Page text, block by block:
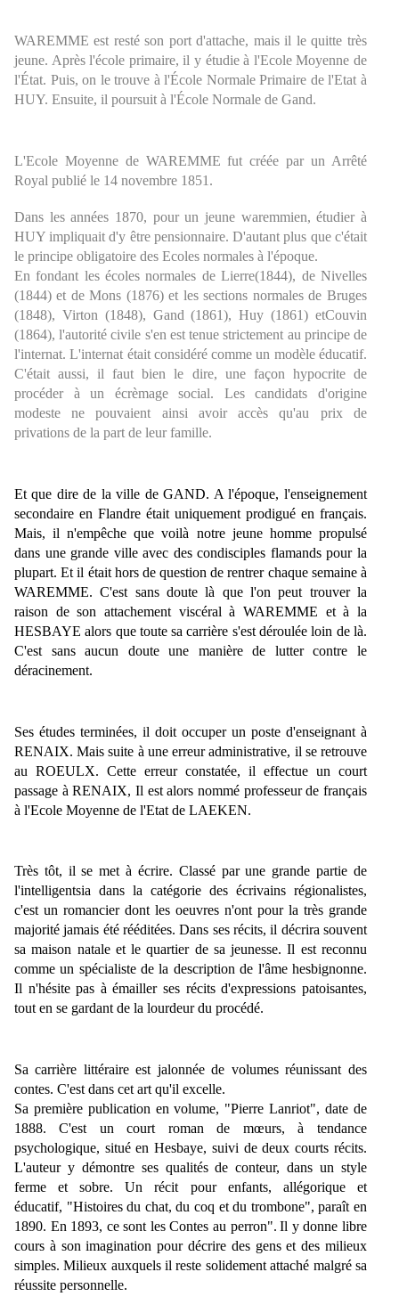
WAREMME est resté son port d'attache, mais il le quitte très
jeune. Après l'école primaire, il y étudie à l'Ecole Moyenne de
l'État. Puis, on le trouve à l'École Normale Primaire de l'Etat à
HUY. Ensuite, il poursuit à l'École Normale de Gand.
L'Ecole Moyenne de WAREMME fut créée par un Arrêté
Royal publié le 14 novembre 1851.
Dans les années 1870, pour un jeune waremmien, étudier à
HUY impliquait d'y être pensionnaire. D'autant plus que c'était
le principe obligatoire des Ecoles normales à l'époque.
En fondant les écoles normales de Lierre(1844), de Nivelles
(1844) et de Mons (1876) et les sections normales de Bruges
(1848), Virton (1848), Gand (1861), Huy (1861) etCouvin
(1864), l'autorité civile s'en est tenue strictement au principe de
l'internat. L'internat était considéré comme un modèle éducatif.
C'était aussi, il faut bien le dire, une façon hypocrite de
procéder à un écrèmage social. Les candidats d'origine
modeste ne pouvaient ainsi avoir accès qu'au prix de
privations de la part de leur famille.
Et que dire de la ville de GAND. A l'époque, l'enseignement
secondaire en Flandre était uniquement prodigué en français.
Mais, il n'empêche que voilà notre jeune homme propulsé
dans une grande ville avec des condisciples flamands pour la
plupart. Et il était hors de question de rentrer chaque semaine à
WAREMME. C'est sans doute là que l'on peut trouver la
raison de son attachement viscéral à WAREMME et à la
HESBAYE alors que toute sa carrière s'est déroulée loin de là.
C'est sans aucun doute une manière de lutter contre le
déracinement.
Ses études terminées, il doit occuper un poste d'enseignant à
RENAIX. Mais suite à une erreur administrative, il se retrouve
au ROEULX. Cette erreur constatée, il effectue un court
passage à RENAIX, Il est alors nommé professeur de français
à l'Ecole Moyenne de l'Etat de LAEKEN.
Très tôt, il se met à écrire. Classé par une grande partie de
l'intelligentsia dans la catégorie des écrivains régionalistes,
c'est un romancier dont les oeuvres n'ont pour la très grande
majorité jamais été rééditées. Dans ses récits, il décrira souvent
sa maison natale et le quartier de sa jeunesse. Il est reconnu
comme un spécialiste de la description de l'âme hesbignonne.
Il n'hésite pas à émailler ses récits d'expressions patoisantes,
tout en se gardant de la lourdeur du procédé.
Sa carrière littéraire est jalonnée de volumes réunissant des
contes. C'est dans cet art qu'il excelle.
Sa première publication en volume, "Pierre Lanriot", date de
1888. C'est un court roman de mœurs, à tendance
psychologique, situé en Hesbaye, suivi de deux courts récits.
L'auteur y démontre ses qualités de conteur, dans un style
ferme et sobre. Un récit pour enfants, allégorique et
éducatif, "Histoires du chat, du coq et du trombone", paraît en
1890. En 1893, ce sont lesContes au perron". Il y donne libre
cours à son imagination pour décrire des gens et des milieux
simples. Milieux auxquels il reste solidement attaché malgré sa
réussite personnelle.